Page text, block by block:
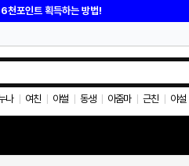
천포인트 획득하는 방법!
나 여친 야썰 동생 아줌마 근친 야설